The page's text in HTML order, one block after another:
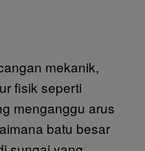
mekanik,
fisik seperti
menganggu arus
batu besar